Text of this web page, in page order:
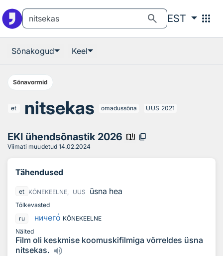
search EST apps
Sõnakogud Keel
Sõnavormid
et nitsekas omadussõna UUS 2021
EKI ühendsõnastik 2026 book_ribbon content_copy
Viimati muudetud 14.02.2024
Tähendused
et KÕNEKEELNE, UUS üsna hea
Tõlkevasted
ru
ничего KÕNEKEELNE
Näited
Film oli keskmise koomuskifilmiga võrreldes üsna
nitsekas.